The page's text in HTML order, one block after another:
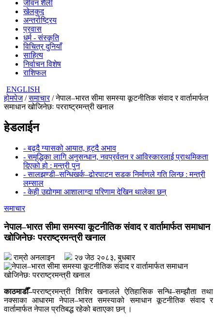
जीवन शैली
खेलकुद
अन्तर्राष्ट्रिय
प्रवास
धर्म - संस्कृति
विचित्र दुनियाँ
साहित्य
निर्वाचन विशेष
राशिफल
ENGLISH
होमपेज/समाचार/ नेपाल–भारत सीमा समस्या कूटनीतिक संवाद र वार्तामार्फत
समाधान खोजिनेछः परराष्ट्रमन्त्री खनाल
हेडलाईन
- बढ्दै ग्यासको आयात, हट्दै अभाव
- समृद्धिका लागि अनुसन्धान, नवप्रर्वतन र आविस्कारलाई प्राथमिकता
दिएको हो : मन्त्री पुन
- सालझण्डी–सन्धिखर्क–ढोरपाटन सडक निर्माणले गति लिन्छ : मन्त्री
लम्साल
- केही उद्योगमा आशालाग्दा परिणाम देखिन थालेका छन्
समाचार
नेपाल–भारत सीमा समस्या कूटनीतिक संवाद र वार्तामार्फत समाधान
खोजिनेछः परराष्ट्रमन्त्री खनाल
राम्रो अनलाइन २७ जेठ २०८३, बुधबार
काठमाडौँ–परराष्ट्रमन्त्री शिशिर खनालले ऐतिहासिक सन्धि–सम्झौता तथा
नक्साका आधारमा नेपाल–भारत समस्याको समाधान कूटनीतिक संवाद र
वार्तामार्फत नेपाल प्रतिबद्ध रहेको बताएका छन् ।